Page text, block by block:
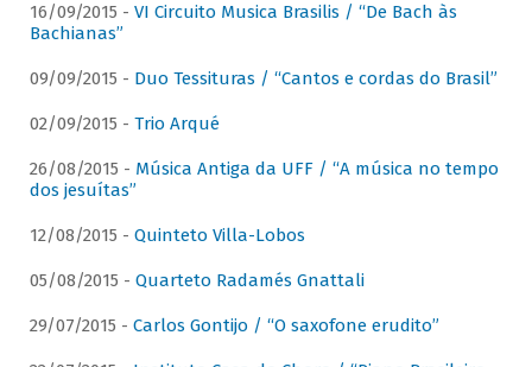
16/09/2015 - VI Circuito Musica Brasilis / “De Bach às
Bachianas”
09/09/2015 - Duo Tessituras / “Cantos e cordas do Brasil”
02/09/2015 - Trio Arqué
26/08/2015 - Música Antiga da UFF / “A música no tempo
dos jesuítas”
12/08/2015 - Quinteto Villa-Lobos
05/08/2015 - Quarteto Radamés Gnattali
29/07/2015 - Carlos Gontijo / “O saxofone erudito”